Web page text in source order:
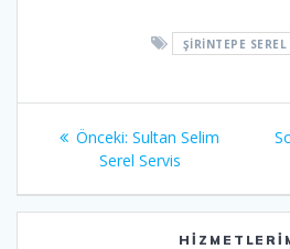
ŞIRINTEPE SEREL
Yazı
gezinmesi
Önceki: Önceki
yazı:
Sultan Selim
Serel Servis